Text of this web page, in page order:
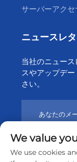
サーバーアクセ
ニュースレ
当社のニュー
スやアップデ
さい。
© 2026 深セン天昇
We value
We use cookies